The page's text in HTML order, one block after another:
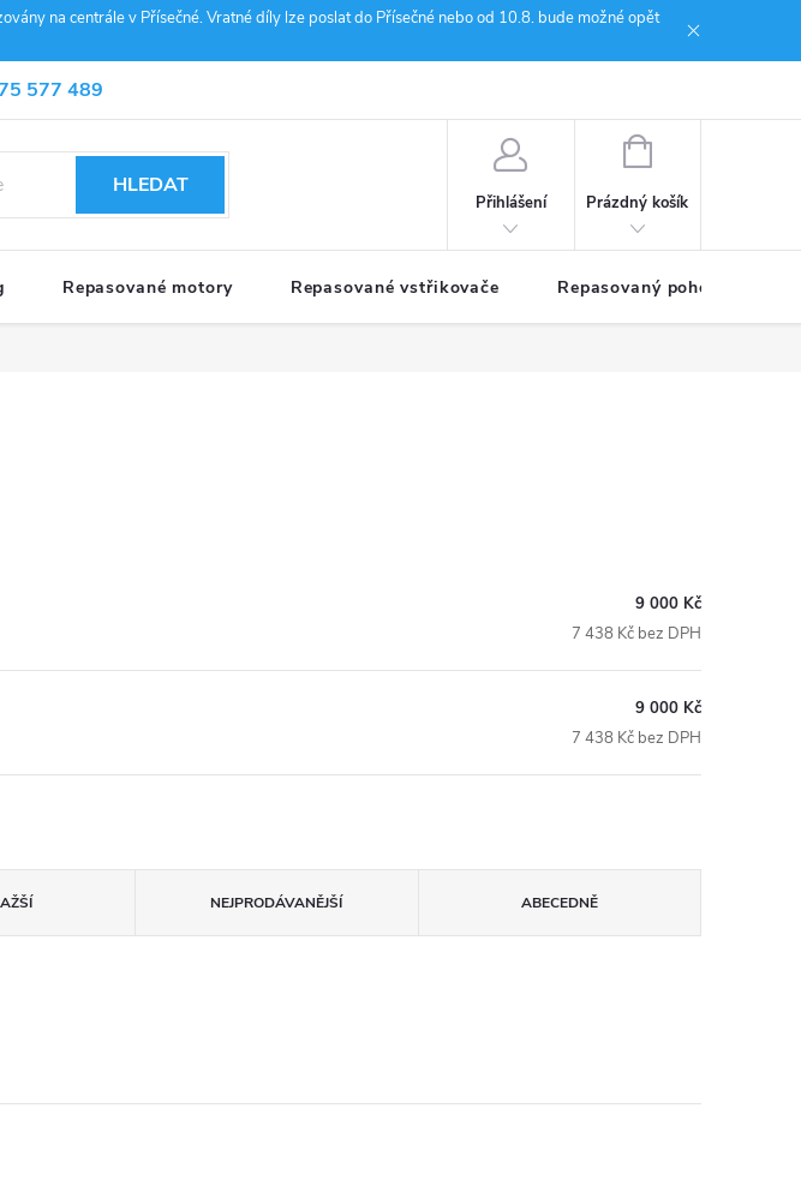
na centrále v Přísečné. Vratné díly lze poslat do Přísečné nebo od 10.8. bude možné opět
577 489
motorsport.cz
Reklamace
HLEDAT
Přihlášení
NÁKUPNÍ
Prázdný košík
Repasované motory Repasované vstřikovače Repasovaný pohon TDM
9 000 Kč
7 438 Kč bez DPH
9 000 Kč
7 438 Kč bez DPH
NEJPRODÁVANĚJŠÍ ABECEDNĚ